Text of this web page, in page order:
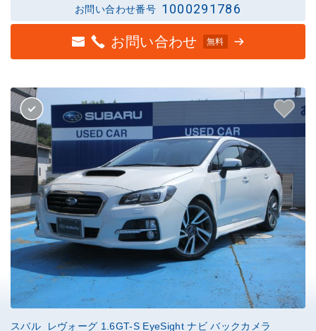
お問い合わせ番号 1000291786
お問い合わせ 無料
スバル レヴォーグ 1.6GT-S EyeSight ナビ バックカメラ